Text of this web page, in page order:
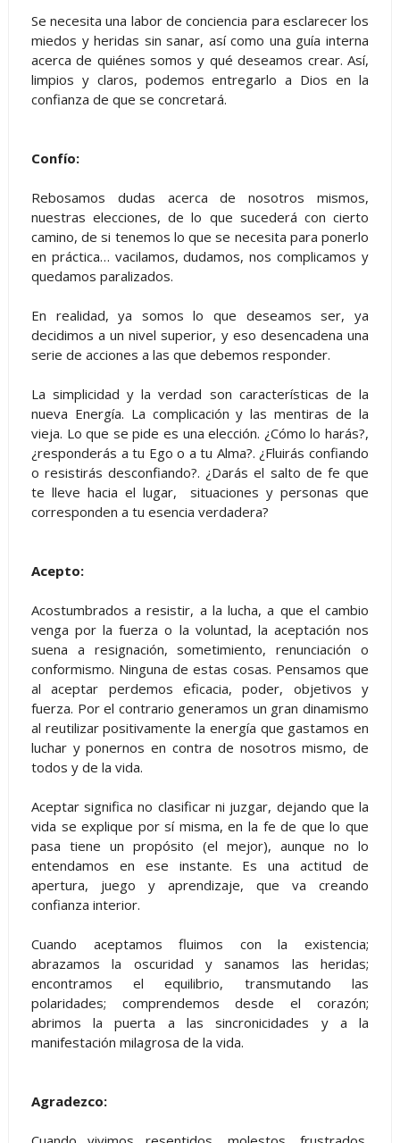
Se necesita una labor de conciencia para esclarecer los
miedos y heridas sin sanar, así como una guía interna
acerca de quiénes somos y qué deseamos crear. Así,
limpios y claros, podemos entregarlo a Dios en la
confianza de que se concretará.
Confío:
Rebosamos dudas acerca de nosotros mismos,
nuestras elecciones, de lo que sucederá con cierto
camino, de si tenemos lo que se necesita para ponerlo
en práctica… vacilamos, dudamos, nos complicamos y
quedamos paralizados.
En realidad, ya somos lo que deseamos ser, ya
decidimos a un nivel superior, y eso desencadena una
serie de acciones a las que debemos responder.
La simplicidad y la verdad son características de la
nueva Energía. La complicación y las mentiras de la
vieja. Lo que se pide es una elección. ¿Cómo lo harás?,
¿responderás a tu Ego o a tu Alma?. ¿Fluirás confiando
o resistirás desconfiando?. ¿Darás el salto de fe que
te lleve hacia el lugar, situaciones y personas que
corresponden a tu esencia verdadera?
Acepto:
Acostumbrados a resistir, a la lucha, a que el cambio
venga por la fuerza o la voluntad, la aceptación nos
suena a resignación, sometimiento, renunciación o
conformismo. Ninguna de estas cosas. Pensamos que
al aceptar perdemos eficacia, poder, objetivos y
fuerza. Por el contrario generamos un gran dinamismo
al reutilizar positivamente la energía que gastamos en
luchar y ponernos en contra de nosotros mismo, de
todos y de la vida.
Aceptar significa no clasificar ni juzgar, dejando que la
vida se explique por sí misma, en la fe de que lo que
pasa tiene un propósito (el mejor), aunque no lo
entendamos en ese instante. Es una actitud de
apertura, juego y aprendizaje, que va creando
confianza interior.
Cuando aceptamos fluimos con la existencia;
abrazamos la oscuridad y sanamos las heridas;
encontramos el equilibrio, transmutando las
polaridades; comprendemos desde el corazón;
abrimos la puerta a las sincronicidades y a la
manifestación milagrosa de la vida.
Agradezco: